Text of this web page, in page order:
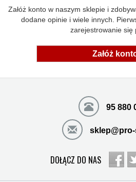
Załóż konto w naszym sklepie i
dodane opinie i wiele innych.
zarejestrowanie się
Załóż
95 880
sklep@pro-
DOŁĄCZ DO NAS